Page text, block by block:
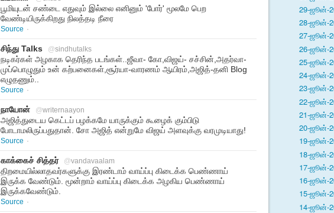
பூமியுடன் சண்டை எதுவும் இல்லை எனினும் 'போர்' மூலமே பெற
வேண்டியிருக்கிறது நிலத்தடி நீரை
Source ·
சிந்து Talks @sindhutalks
நடிகர்கள் அழகாக தெரிந்த படங்கள்..ஜீவா- கோ,விஜய்- சச்சின்,அதர்வா-
முப்பொழுதும் உன் கற்பனைகள்,சூர்யா-வாரணம் ஆயிரம்,அஜித்-தனி Blog
எழுதணும்..
Source ·
நாயோன் @writernaayon
அஜித்துடைய கெட்டப் பழக்கமே யாருக்கும் கூழைக் கும்பிடு
போடாமலிருப்பதுதான். சோ அஜித் என்றுமே விஜய் அளவுக்கு வரமுடியாது!
Source ·
காக்கைச் சித்தர் @vandavaalam
திறமையில்லாதவர்களுக்கு இரண்டாம் வாய்ப்பு கிடைக்க பெண்ணாய்
இருக்க வேண்டும். மூன்றாம் வாய்ப்பு கிடைக்க அழகிய பெண்ணாய்
இருக்கவேண்டும்.
Source ·
29-ஜூன்-
28-ஜூன்-
27-ஜூன்-
26-ஜூன்-
25-ஜூன்-
24-ஜூன்-
23-ஜூன்-
22-ஜூன்-
21-ஜூன்-
20-ஜூன்-
19-ஜூன்-
18-ஜூன்-
17-ஜூன்-
16-ஜூன்-
15-ஜூன்-
14-ஜூன்-